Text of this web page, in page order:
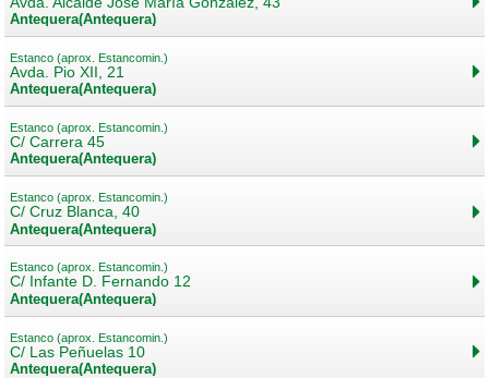
Antequera(Antequera)
Estanco (aprox. Estancomin.)
Avda. Pio XII, 21
Antequera(Antequera)
Estanco (aprox. Estancomin.)
C/ Carrera 45
Antequera(Antequera)
Estanco (aprox. Estancomin.)
C/ Cruz Blanca, 40
Antequera(Antequera)
Estanco (aprox. Estancomin.)
C/ Infante D. Fernando 12
Antequera(Antequera)
Estanco (aprox. Estancomin.)
C/ Las Peñuelas 10
Antequera(Antequera)